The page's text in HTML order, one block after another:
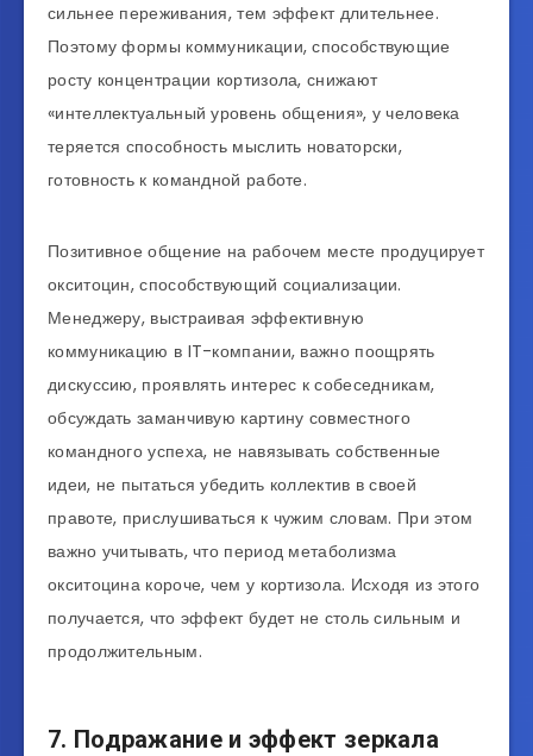
сильнее переживания, тем эффект длительнее.
Поэтому формы коммуникации, способствующие
росту концентрации кортизола, снижают
«интеллектуальный уровень общения», у человека
теряется способность мыслить новаторски,
готовность к командной работе.
Позитивное общение на рабочем месте продуцирует
окситоцин, способствующий социализации.
Менеджеру, выстраивая эффективную
коммуникацию в IT-компании, важно поощрять
дискуссию, проявлять интерес к собеседникам,
обсуждать заманчивую картину совместного
командного успеха, не навязывать собственные
идеи, не пытаться убедить коллектив в своей
правоте, прислушиваться к чужим словам. При этом
важно учитывать, что период метаболизма
окситоцина короче, чем у кортизола. Исходя из этого
получается, что эффект будет не столь сильным и
продолжительным.
7. Подражание и эффект зеркала